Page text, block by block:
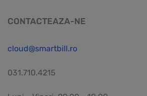
CONTACTEAZA-NE
cloud@smartbill.ro
031.710.4215